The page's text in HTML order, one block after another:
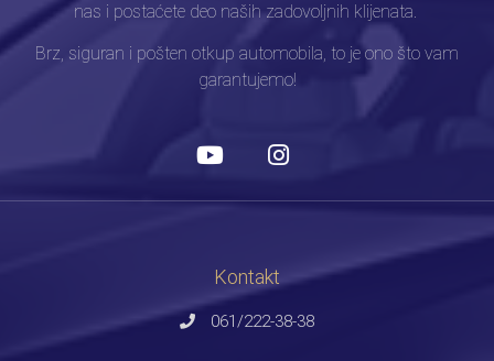
nas i postaćete deo naših zadovoljnih klijenata.
Brz, siguran i pošten otkup automobila, to je ono što vam
garantujemo!
Kontakt
061/222-38-38